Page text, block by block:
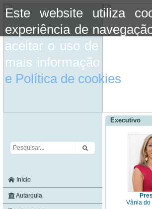
Este website utiliza
experiência de
aceitar o uso de
mais informação
e Política de cookies
Início
Autarquia
Executivo
Vânia do